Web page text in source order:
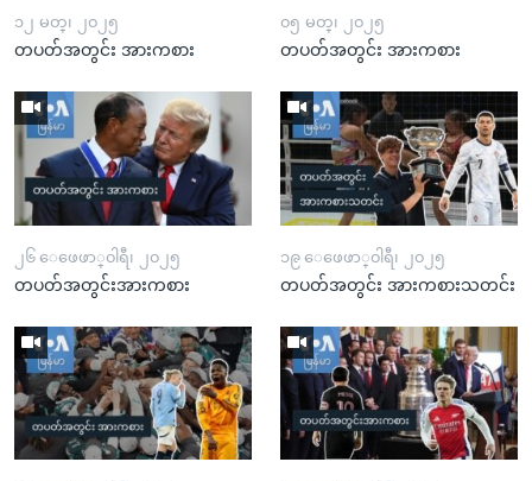
၁၂ မတ္၊ ၂၀၂၅
တပတ်အတွင်း အားကစား
၀၅ မတ္၊ ၂၀၂၅
တပတ်အတွင်း အားကစား
၂၆ ေဖေဖာ္၀ါရီ၊ ၂၀၂၅
တပတ်အတွင်းအားကစား
၁၉ ေဖေဖာ္၀ါရီ၊ ၂၀၂၅
တပတ်အတွင်း အားကစားသတင်း